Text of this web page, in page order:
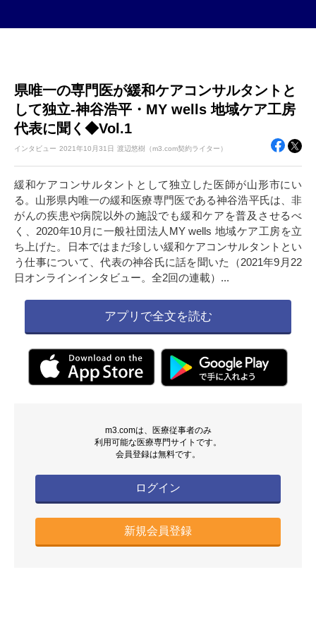
県唯一の専門医が緩和ケアコンサルタントと
して独立-神谷浩平・MY wells 地域ケア工房
代表に聞く◆Vol.1
インタビュー 2021年10月31日 渡辺悠樹（m3.com契約ライター）
緩和ケアコンサルタントとして独立した医師が山形市にい
る。山形県内唯一の緩和医療専門医である神谷浩平氏は、非
がんの疾患や病院以外の施設でも緩和ケアを普及させるべ
く、2020年10月に一般社団法人MY wells 地域ケア工房を立
ち上げた。日本ではまだ珍しい緩和ケアコンサルタントとい
う仕事について、代表の神谷氏に話を聞いた（2021年9月22
日オンラインインタビュー。全2回の連載）...
アプリで全文を読む
m3.comは、医療従事者のみ
利用可能な医療専門サイトです。
会員登録は無料です。
ログイン
新規会員登録